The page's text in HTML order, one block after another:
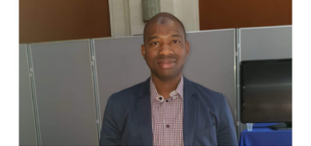
o
p
p
g
er